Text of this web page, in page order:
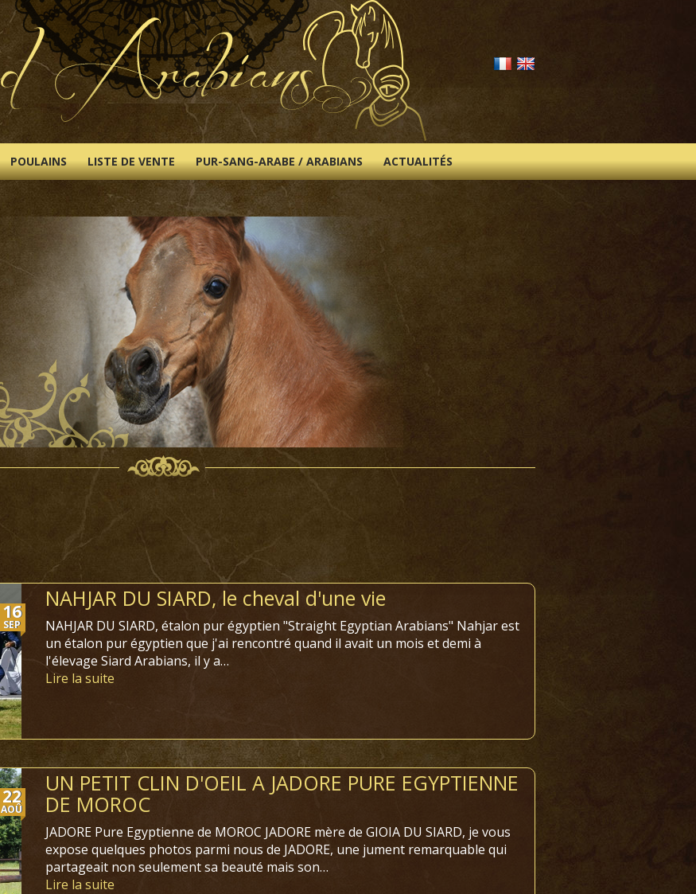
POULAINS LISTE DE VENTE PUR-SANG-ARABE / ARABIANS ACTUALITÉS
16
SEP
NAHJAR DU SIARD, le cheval d'une vie
NAHJAR DU SIARD, étalon pur égyptien "Straight Egyptian Arabians" Nahjar est
un étalon pur égyptien que j'ai rencontré quand il avait un mois et demi à
l'élevage Siard Arabians, il y a…
Lire la suite
22
AOÛ
UN PETIT CLIN D'OEIL A JADORE PURE EGYPTIENNE
DE MOROC
JADORE Pure Egyptienne de MOROC JADORE mère de GIOIA DU SIARD, je vous
expose quelques photos parmi nous de JADORE, une jument remarquable qui
partageait non seulement sa beauté mais son…
Lire la suite